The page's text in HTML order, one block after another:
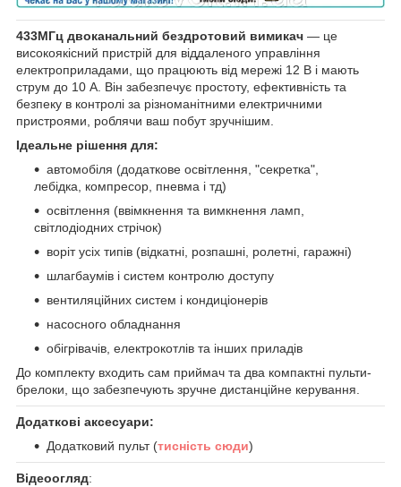
433МГц двоканальний бездротовий вимикач — це
високоякісний пристрій для віддаленого управління
електроприладами, що працюють від мережі 12 В і мають
струм до 10 А. Він забезпечує простоту, ефективність та
безпеку в контролі за різноманітними електричними
пристроями, роблячи ваш побут зручнішим.
Ідеальне рішення для:
автомобіля (додаткове освітлення, "секретка",
лебідка, компресор, пневма і тд)
освітлення (ввімкнення та вимкнення ламп,
світлодіодних стрічок)
воріт усіх типів (відкатні, розпашні, ролетні, гаражні)
шлагбаумів і систем контролю доступу
вентиляційних систем і кондиціонерів
насосного обладнання
обігрівачів, електрокотлів та інших приладів
До комплекту входить сам приймач та два компактні пульти-
брелоки, що забезпечують зручне дистанційне керування.
Додаткові аксесуари:
Додатковий пульт (тисність сюди)
Відеоогляд: